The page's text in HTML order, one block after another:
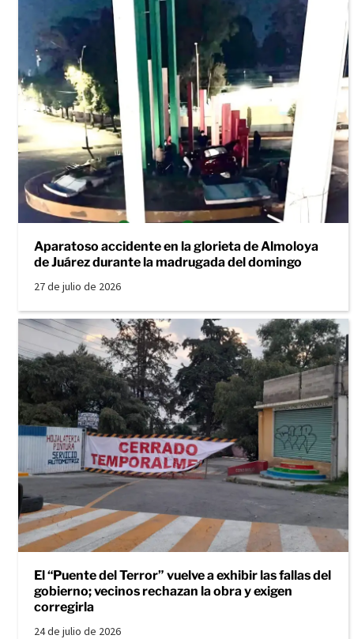
Aparatoso accidente en la glorieta de Almoloya
de Juárez durante la madrugada del domingo
27 de julio de 2026
El “Puente del Terror” vuelve a exhibir las fallas del
gobierno; vecinos rechazan la obra y exigen
corregirla
24 de julio de 2026